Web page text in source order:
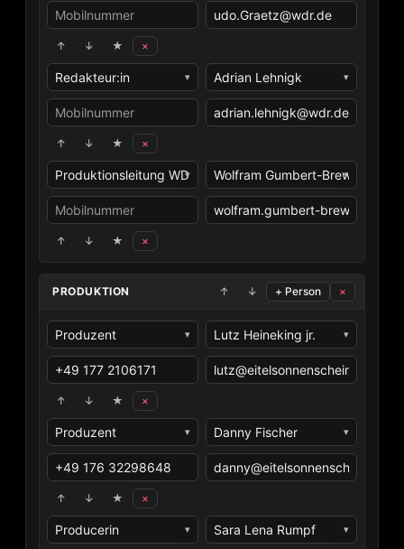
↑ ↓ ★ ×
▾ ▾
↑ ↓ ★ ×
▾ ▾
↑ ↓ ★ ×
↑ ↓ + Person ×
▾ ▾
↑ ↓ ★ ×
▾ ▾
↑ ↓ ★ ×
▾ ▾